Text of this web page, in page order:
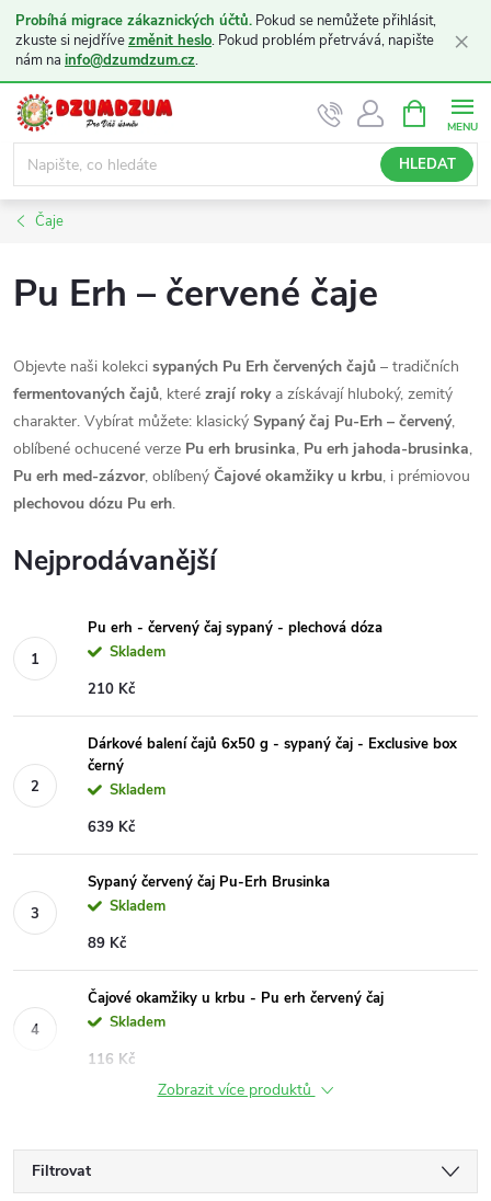
Probíhá migrace zákaznických účtů. Pokud se nemůžete přihlásit,
zkuste si nejdřívezměnit heslo. Pokud problém přetrvává, napište
nám na info@dzumdzum.cz.
×
Přejít
obsah
HLEDAT
NÁKUPNÍ
KOŠÍK
Čaje
Pu Erh – červené čaje
Objevte naši kolekci sypaných Pu Erh červených čajů – tradičních
fermentovaných čajů, které zrají rokya získávají hluboký, zemitý
charakter. Vybírat můžete: klasický Sypaný čaj Pu-Erh – červený,
oblíbené ochucené verze Pu erh brusinka, Pu erh jahoda-brusinka,
Pu erh med-zázvor, oblíbený Čajové okamžiky u krbu, i prémiovou
plechovou dózu Pu erh.
Nejprodávanější
Pu erh - červený čaj sypaný - plechová dóza
Skladem
210 Kč
Dárkové balení čajů 6x50 g - sypaný čaj - Exclusive box
černý
Skladem
639 Kč
Sypaný červený čaj Pu-Erh Brusinka
Skladem
89 Kč
Čajové okamžiky u krbu - Pu erh červený čaj
Skladem
116 Kč
Zobrazit více produktů
Filtrovat